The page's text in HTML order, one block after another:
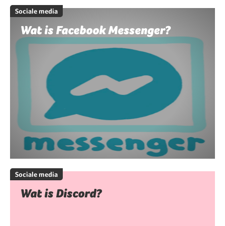
Sociale media
Wat is Facebook Messenger?
Sociale media
Wat is Discord?